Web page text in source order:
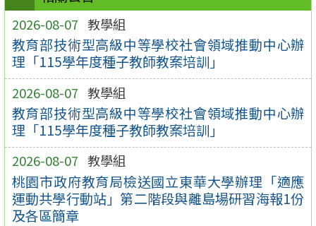
2026-08-07 教學組
教育部技術型高級中等學校社會領域推動中心辦
理「115學年度種子教師教案培訓」
2026-08-07 教學組
教育部技術型高級中等學校社會領域推動中心辦
理「115學年度種子教師教案培訓」
2026-08-07 教學組
桃園市政府教育局檢送國立東華大學辦理「適應
運動共學行動站」第二階段與離島場研習海報1份
及各區簡章